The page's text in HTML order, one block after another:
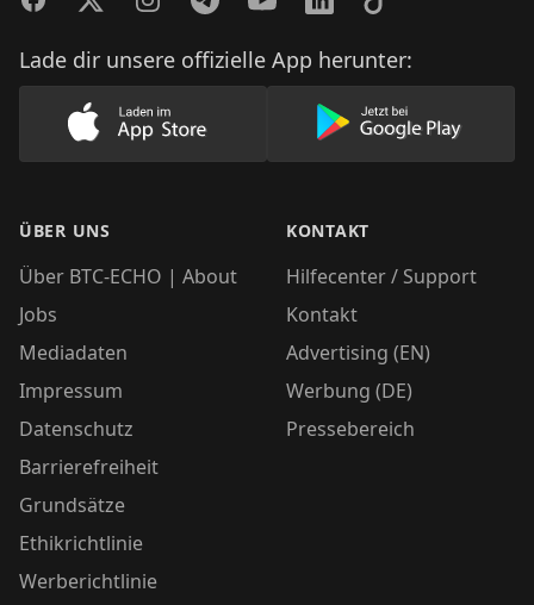
Lade dir unsere offizielle App herunter:
Lade unsere App im AppStore herunter
Lade unsere
ÜBER UNS
Über BTC-ECHO | About
Jobs
Mediadaten
Impressum
Datenschutz
Barrierefreiheit
Grundsätze
Ethikrichtlinie
Werberichtlinie
KONTAKT
Hilfecenter / Support
Kontakt
Advertising (EN)
Werbung (DE)
Pressebereich